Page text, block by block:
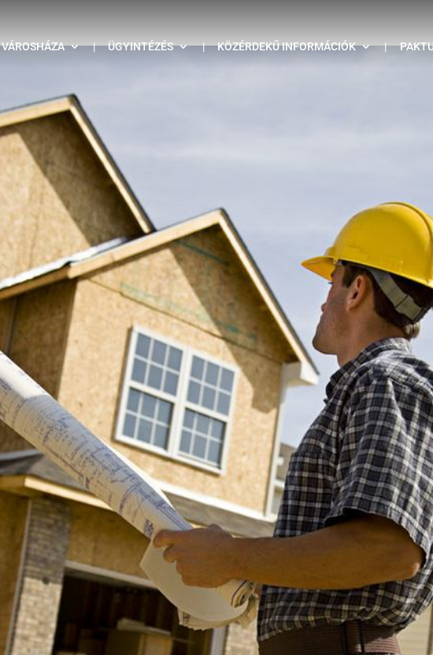
VÁROSHÁZA | ÜGYINTÉZÉS | KÖZÉRDEKŰ INFORMÁCIÓK |